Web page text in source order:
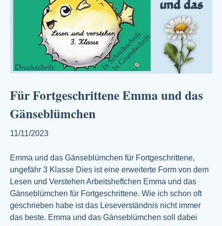
Für Fortgeschrittene Emma und das
Gänseblümchen
11/11/2023
Emma und das Gänseblümchen für Fortgeschrittene,
ungefähr 3 Klasse Dies ist eine erweiterte Form von dem
Lesen und Verstehen Arbeitsheftchen Emma und das
Gänseblümchen für Fortgeschrittene. Wie ich schon oft
geschrieben habe ist das Leseverständnis nicht immer
das beste. Emma und das Gänseblümchen soll dabei